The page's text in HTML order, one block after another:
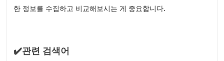
한 정보를 수집하고 비교해보시는 게 중요합니다.
✔️관련 검색어